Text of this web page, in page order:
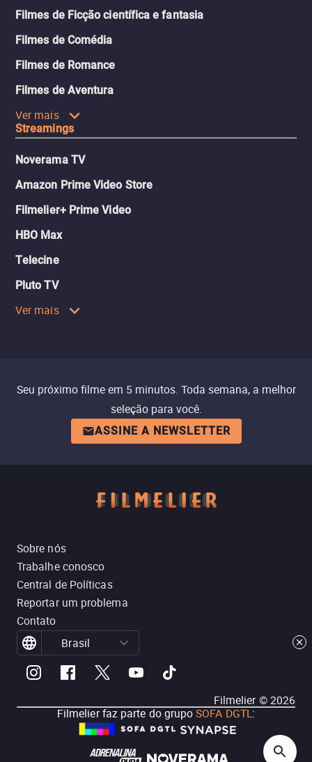
Filmes de Ficção científica e fantasia
Filmes de Comédia
Filmes de Romance
Filmes de Aventura
Ver mais
Streamings
Noverama TV
Amazon Prime Video Store
Filmelier+ Prime Video
HBO Max
Telecine
Pluto TV
Ver mais
Seu próximo filme em 5 minutos. Toda semana, a melhor
seleção para você.
ASSINE A NEWSLETTER
Sobre nós
Trabalhe conosco
Central de Políticas
Reportar um problema
Contato
Brasil
Filmelier ©2026
Filmelier faz parte do grupoSOFA DGTL: